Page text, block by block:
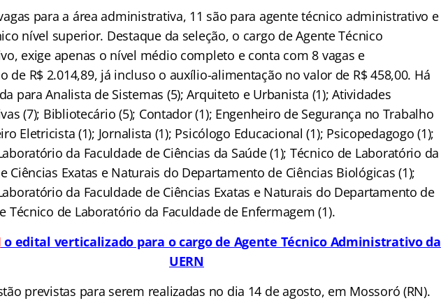
para a área administrativa, 11 são para agente técnico administrativo e
nível superior. Destaque da seleção, o cargo de Agente Técnico
exige apenas o nível médio completo e conta com 8 vagas e
de R$ 2.014,89, já incluso o auxílio-alimentação no valor de R$ 458,00. Há
para Analista de Sistemas (5); Arquiteto e Urbanista (1); Atividades
(7); Bibliotecário (5); Contador (1); Engenheiro de Segurança no Trabalho
Eletricista (1); Jornalista (1); Psicólogo Educacional (1); Psicopedagogo (1);
da Faculdade de Ciências da Saúde (1); Técnico de Laboratório da
Ciências Exatas e Naturais do Departamento de Ciências Biológicas (1);
da Faculdade de Ciências Exatas e Naturais do Departamento de
Técnico de Laboratório da Faculdade de Enfermagem (1).
o edital verticalizado para o cargo de Agente Técnico Administrativo da
UERN
previstas para serem realizadas no dia 14 de agosto, em Mossoró (RN).